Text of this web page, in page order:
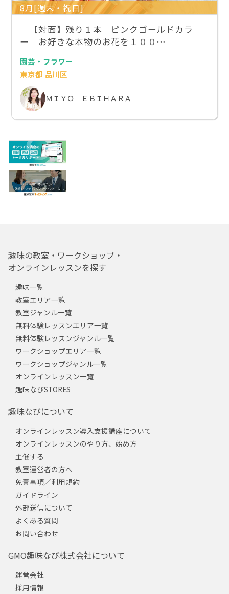
8月[週末・祝日]
【対面】残り１本 ピンクゴールドカラ
ー お好きな本物のお花を１００…
園芸・フラワー
東京都 品川区
ＭＩＹＯ ＥＢＩＨＡＲＡ
趣味の教室・ワークショップ・
オンラインレッスンを探す
趣味一覧
教室エリア一覧
教室ジャンル一覧
無料体験レッスンエリア一覧
無料体験レッスンジャンル一覧
ワークショップエリア一覧
ワークショップジャンル一覧
オンラインレッスン一覧
趣味なびSTORES
趣味なびについて
オンラインレッスン導入支援講座について
オンラインレッスンのやり方、始め方
主催する
教室運営者の方へ
免責事項／利用規約
ガイドライン
外部送信について
よくある質問
お問い合わせ
GMO趣味なび株式会社について
運営会社
採用情報